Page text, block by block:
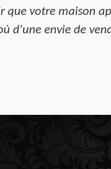
que votre maison
d'une envie de